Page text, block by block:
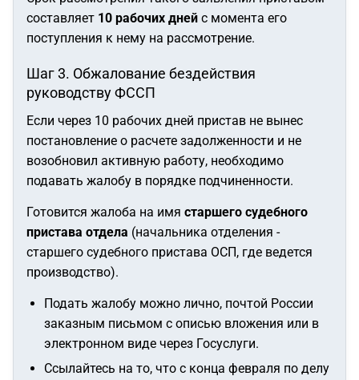
составляет 10 рабочих дней с момента его
поступления к нему на рассмотрение.
Шаг 3. Обжалование бездействия
руководству ФССП
Если через 10 рабочих дней пристав не вынес
постановление о расчете задолженности и не
возобновил активную работу, необходимо
подавать жалобу в порядке подчиненности.
Готовится жалоба на имя старшего судебного
пристава отдела (начальника отделения -
старшего судебного пристава ОСП, где ведется
производство).
Подать жалобу можно лично, почтой России
заказным письмом с описью вложения или в
электронном виде через Госуслуги.
Ссылайтесь на то, что с конца февраля по делу